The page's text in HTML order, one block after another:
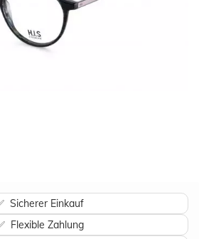
Sicherer Einkauf
Flexible Zahlung